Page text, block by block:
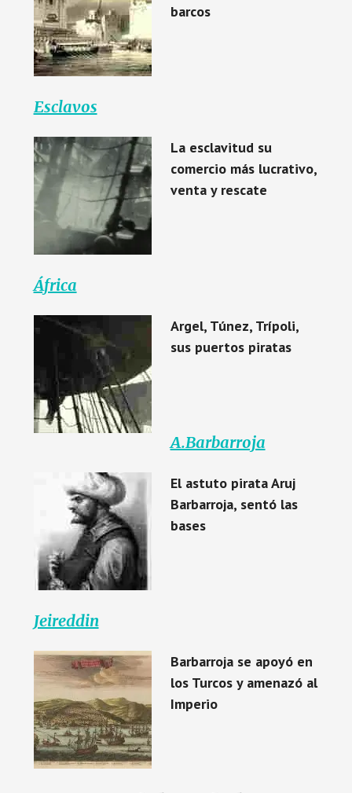
barcos
Esclavos
La esclavitud su
comercio más lucrativo,
venta y rescate
África
Argel, Túnez, Trípoli,
sus puertos piratas
A.Barbarroja
El astuto pirata Aruj
Barbarroja, sentó las
bases
Jeireddin
Barbarroja se apoyó en
los Turcos y amenazó al
Imperio